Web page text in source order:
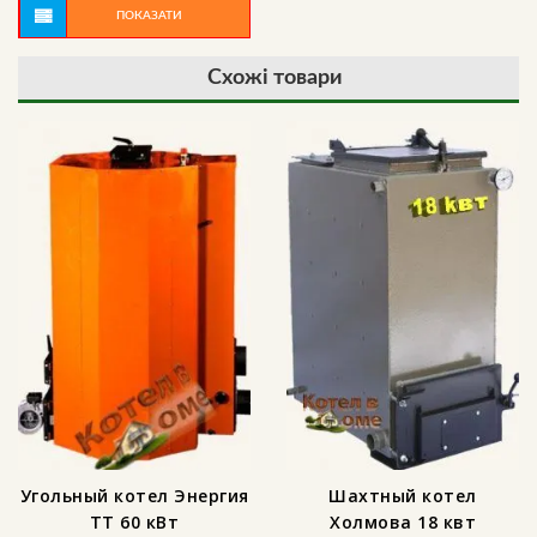
ПОКАЗАТИ
Схожі товари
Угольный котел Энергия
ТТ 60 кВт
Шахтный котел
Холмова 18 квт